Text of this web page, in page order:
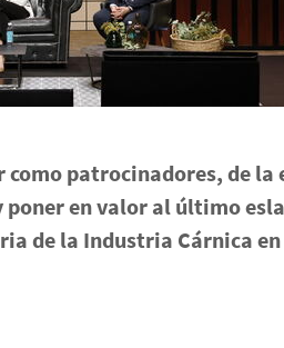
patrocinadores, de la
en valor al último
de la Industria Cárnica en